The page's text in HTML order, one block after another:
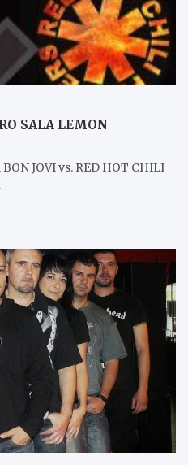
SALA LEMON
JOVI vs. RED HOT CHILI